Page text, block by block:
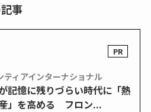
事
ティアインターナショナル
記憶に残りづらい時代に「熱
」を高める フロン...